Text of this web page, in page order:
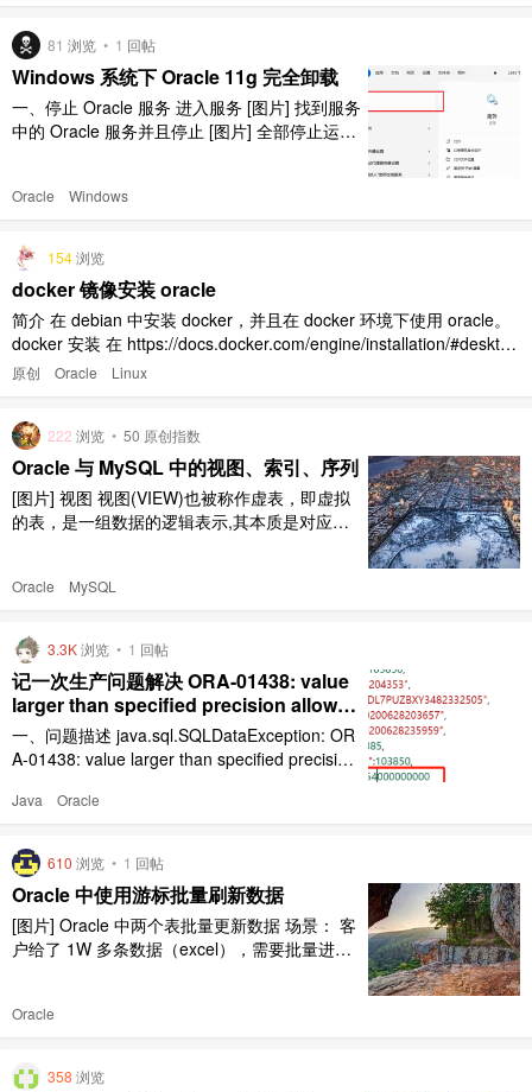
81 浏览 • 1 回帖
Windows 系统下 Oracle 11g 完全卸载
一、停止 Oracle 服务 进入服务 [图片] 找到服务
中的 Oracle 服务并且停止 [图片] 全部停止运行
安装产品，再点击 Universal Installer [图片] 点
Oracle Windows
154浏览
docker 镜像安装 oracle
简介 在 debian 中安装 docker，并且在 docker 环境下使用 oracle。
docker 安装 在 https://docs.docker.com/engine/installation/#desktop
或者去 https://download.docker.com/linux/static/st ..
原创 Oracle Linux
222 浏览 • 50 原创指数
Oracle 与 MySQL 中的视图、索引、序列
[图片] 视图 视图(VIEW)也被称作虚表，即虚拟
的表，是一组数据的逻辑表示,其本质是对应于
只包含映射到基表的一个查询语句，当基表数据
用： 如果需要经常执行某项复杂查询，可以基
于这个复杂查 ..
Oracle MySQL
3.3K浏览 • 1 回帖
记一次生产问题解决 ORA-01438: value
larger than specified precision allowed
for this column
一、问题描述 java.sql.SQLDataException: OR
A-01438: value larger than specified precision
说明 ORA-01438，发生此错误的原因在于我们
Java Oracle
610 浏览 • 1 回帖
Oracle 中使用游标批量刷新数据
[图片] Oracle 中两个表批量更新数据 场景： 客
户给了 1W 多条数据（excel），需要批量进行
表 B 与这三个字段匹配并导入数据 DML（Data
Oracle
358 浏览